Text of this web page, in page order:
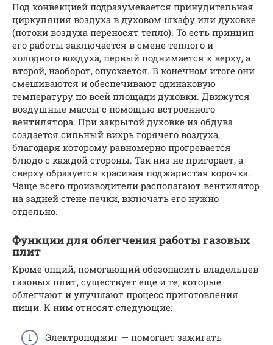
Под конвекцией подразумевается принудительная
циркуляция воздуха в духовом шкафу или духовке
(потоки воздуха переносят тепло). То есть принцип
его работы заключается в смене теплого и
холодного воздуха, первый поднимается к верху, а
второй, наоборот, опускается. В конечном итоге они
смешиваются и обеспечивают одинаковую
температуру по всей площади духовки. Движутся
воздушные массы с помощью встроенного
вентилятора. При закрытой духовке из обдува
создается сильный вихрь горячего воздуха,
благодаря которому равномерно прогревается
блюдо с каждой стороны. Так низ не пригорает, а
сверху образуется красивая поджаристая корочка.
Чаще всего производители располагают вентилятор
на задней стене печки, включать его нужно
отдельно.
Функции для облегчения работы газовых
плит
Кроме опций, помогающий обезопасить владельцев
газовых плит, существует еще и те, которые
облегчают и улучшают процесс приготовления
пищи. К ним относят следующие:
Электроподжиг — помогает зажигать